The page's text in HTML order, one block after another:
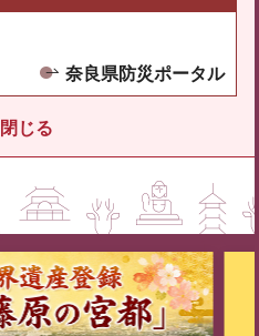
奈良県防災ポータル
閉じる